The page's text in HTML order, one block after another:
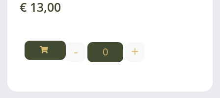
€ 13,00
- +